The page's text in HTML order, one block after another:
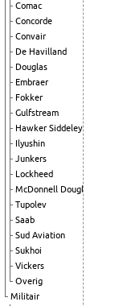
Comac
Concorde
Convair
De Havilland
Douglas
Embraer
Fokker
Gulfstream
Hawker Siddeley
Ilyushin
Junkers
Lockheed
McDonnell Douglas
Tupolev
Saab
Sud Aviation
Sukhoi
Vickers
Overig
Militair